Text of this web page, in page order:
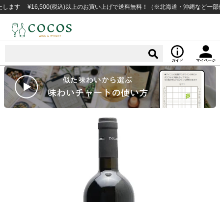
税込)以上のお買い上げで送料無料！（※北海道・沖縄など一部例外地
ガイド マイページ